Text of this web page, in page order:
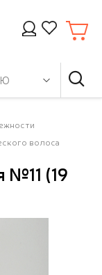
волоса
№11 (19